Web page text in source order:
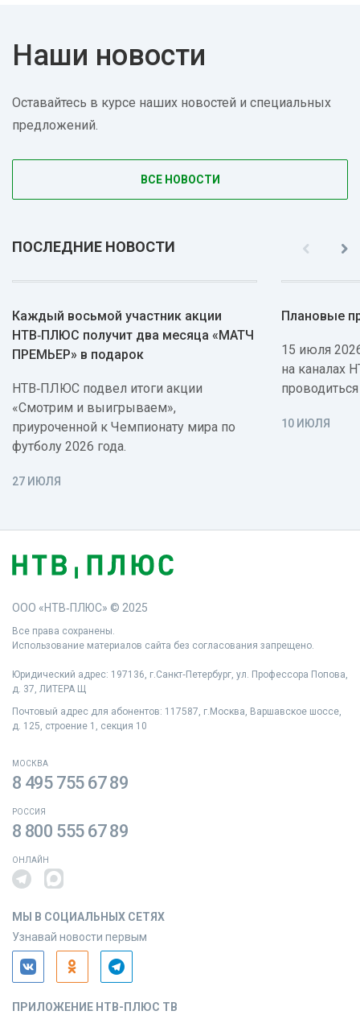
Наши новости
Оставайтесь в курсе наших новостей и специальных
предложений.
ВСЕ НОВОСТИ
ПОСЛЕДНИЕ НОВОСТИ
Каждый восьмой участник акции
НТВ‑ПЛЮС получит два месяца «МАТЧ
ПРЕМЬЕР» в подарок
НТВ‑ПЛЮС подвел итоги акции
«Смотрим и выигрываем»,
приуроченной к Чемпионату мира по
футболу 2026 года.
27 ИЮЛЯ
Плановые
15 июля
на каналах
10 ИЮЛЯ
ООО «НТВ‑ПЛЮС» © 2025
Все права сохранены.
Использование материалов сайта без согласования запрещено.
Юридический адрес: 197136, г.Санкт‑Петербург, ул. Профессора Попова,
д. 37, ЛИТЕРА Щ
Почтовый адрес для абонентов: 117587, г.Москва, Варшавское шоссе,
д. 125, строение 1, секция 10
МОСКВА
8 495 755 67 89
РОССИЯ
8 800 555 67 89
ОНЛАЙН
МЫ В СОЦИАЛЬНЫХ СЕТЯХ
Узнавай новости первым
ПРИЛОЖЕНИЕ НТВ-ПЛЮС ТВ